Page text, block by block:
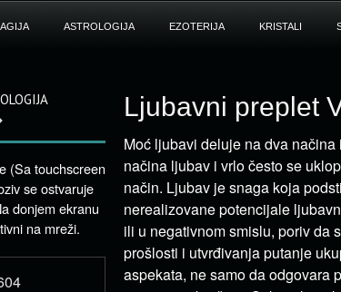
ASTROLOGIJA EZOTERIJA KRISTALI
Ljubavni preplet
Moć ljubavi deluje na dva
načina ljubav i vrlo često se
način. Ljubav je snaga koja
nerealizovane potencijale
ili u negativnom smislu, poriv da
prošlosti i utvrđivanja putanje
aspekata, ne samo da odgovara
(Sa touchscreen
se ostvaruje
donjem ekranu
na mreži.